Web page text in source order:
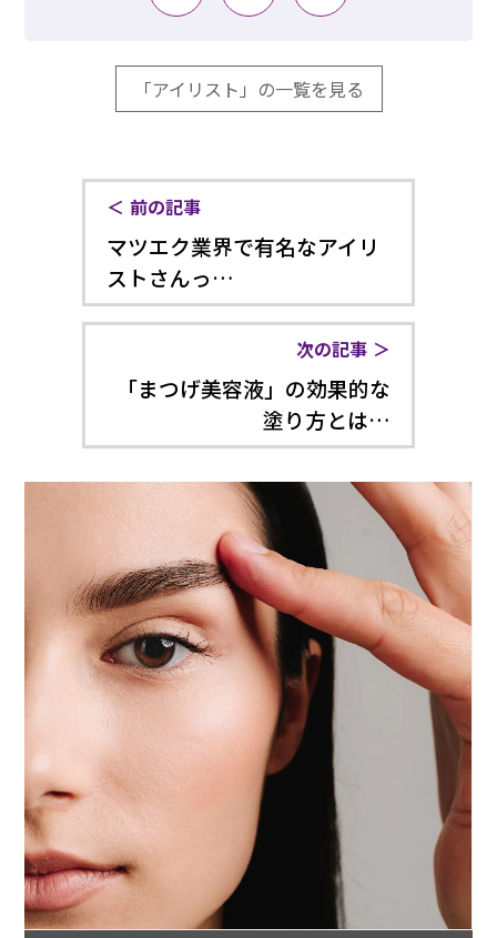
「アイリスト」の一覧を見る
前の記事
マツエク業界で有名なアイリ
ストさんっ…
次の記事
「まつげ美容液」の効果的な
塗り方とは…